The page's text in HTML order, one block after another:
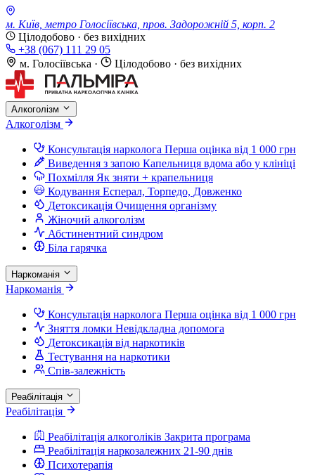
м. Київ, метро Голосіївська, пров. Задорожній 5, корп. 2
Цілодобово · без вихідних
+38 (067) 111 29 05
м. Голосіївська · Цілодобово · без вихідних
Алкоголізм
Алкоголізм
Консультація нарколога Перша оцінка від 1 000 грн
Виведення з запою Капельниця вдома або у клініці
Похмілля Як зняти + крапельниця
Кодування Есперал, Торпедо, Довженко
Детоксикація Очищення організму
Жіночий алкоголізм
Абстинентний синдром
Біла гарячка
Наркоманія
Наркоманія
Консультація нарколога Перша оцінка від 1 000 грн
Зняття ломки Невідкладна допомога
Детоксикація від наркотиків
Тестування на наркотики
Спів-залежність
Реабілітація
Реабілітація
Реабілітація алкоголіків Закрита програма
Реабілітація наркозалежних 21-90 днів
Психотерапія